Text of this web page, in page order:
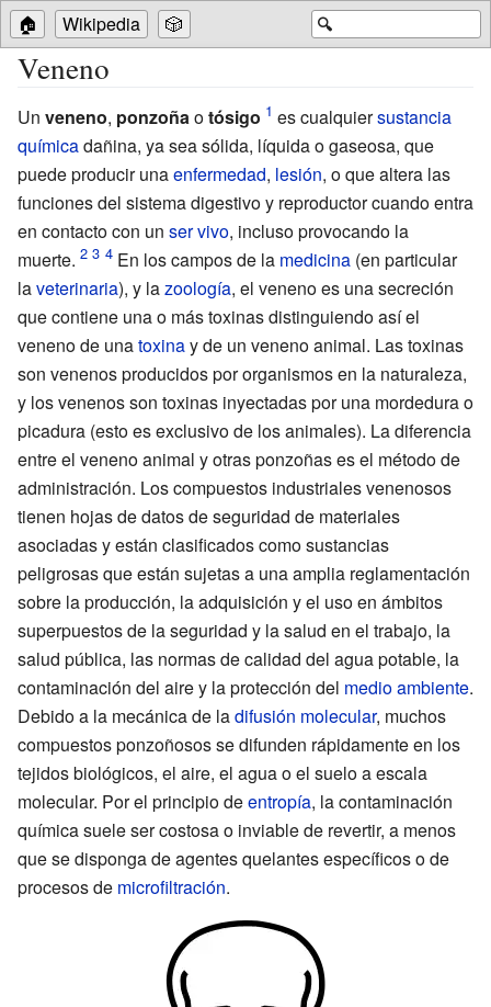
🔍
🏠 Wikipedia 🎲
Veneno
Un veneno, ponzoña otósigo es cualquiersustancia
químicadañina, ya sea sólida, líquida o gaseosa, que
puede producir unaenfermedad, lesión, o que altera las
funciones del sistema digestivo y reproductor cuando entra
en contacto con un ser vivo, incluso provocando la
muerte.
En los campos de la medicina(en particular
laveterinaria), y lazoología, el veneno es una secreción
que contiene una o más toxinas distinguiendo así el
veneno de unatoxinay de un veneno animal. Las toxinas
son venenos producidos por organismos en la naturaleza,
y los venenos son toxinas inyectadas por una mordedura o
picadura (esto es exclusivo de los animales). La diferencia
entre el veneno animal y otras ponzoñas es el método de
administración. Los compuestos industriales venenosos
tienen hojas de datos de seguridad de materiales
asociadas y están clasificados como sustancias
peligrosas que están sujetas a una amplia reglamentación
sobre la producción, la adquisición y el uso en ámbitos
superpuestos de la seguridad y la salud en el trabajo, la
salud pública, las normas de calidad del agua potable, la
contaminación del aire y la protección del medio ambiente.
Debido a la mecánica de ladifusión molecular, muchos
compuestos ponzoñosos se difunden rápidamente en los
tejidos biológicos, el aire, el agua o el suelo a escala
molecular. Por el principio deentropía, la contaminación
química suele ser costosa o inviable de revertir, a menos
que se disponga de agentes quelantes específicos o de
procesos de microfiltración.